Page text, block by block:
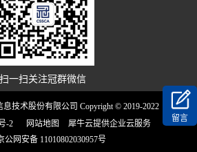
扫一扫关注冠群微信
技术股份有限公司 Copyright © 2019-2022
-2
网站地图
犀牛云提供企业云服务
公网安备 11010802030957号
留言